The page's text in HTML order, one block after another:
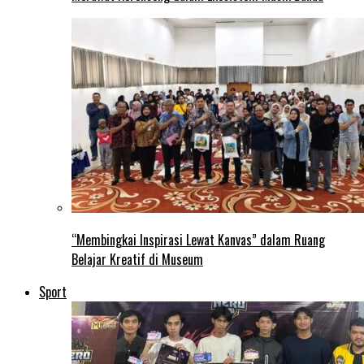
“Membingkai Inspirasi Lewat Kanvas” dalam Ruang
Belajar Kreatif di Museum
Sport